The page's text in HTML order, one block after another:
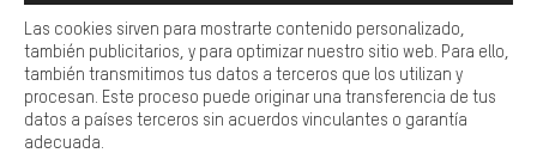
preguntas de forma rápida y sencilla.
Básica
Las cookies básicas aseguran que puedas usar nuestro sitio web.
Las cookies sirven para mostrarte contenido personalizado,
también publicitarios, y para optimizar nuestro sitio web. Para ello,
también transmitimos tus datos a terceros que los utilizan y
procesan. Este proceso puede originar una transferencia de tus
datos a países terceros sin acuerdos vinculantes o garantía
adecuada.